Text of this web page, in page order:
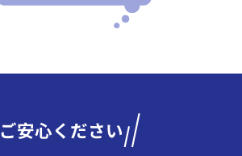
ご安心ください